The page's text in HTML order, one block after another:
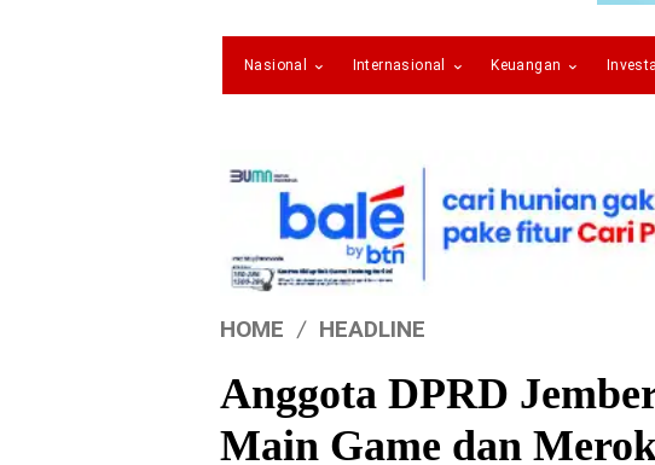
Nasional Internasional Keuangan
HOME HEADLINE
Anggota DPRD
Main Game dan